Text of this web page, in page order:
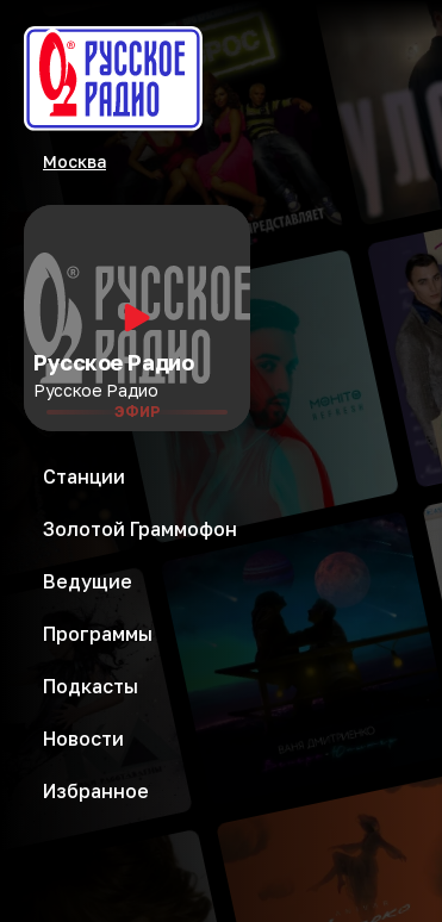
Москва
Русское Радио
Русское Радио
ЭФИР
Станции
Золотой Граммофон
Ведущие
Программы
Подкасты
Новости
Избранное